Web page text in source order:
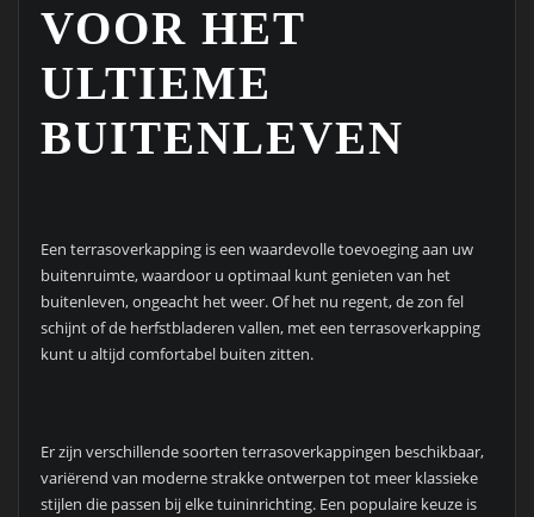
VOOR HET
ULTIEME
BUITENLEVEN
Een terrasoverkapping is een waardevolle toevoeging aan uw
buitenruimte, waardoor u optimaal kunt genieten van het
buitenleven, ongeacht het weer. Of het nu regent, de zon fel
schijnt of de herfstbladeren vallen, met een terrasoverkapping
kunt u altijd comfortabel buiten zitten.
Er zijn verschillende soorten terrasoverkappingen beschikbaar,
variërend van moderne strakke ontwerpen tot meer klassieke
stijlen die passen bij elke tuininrichting. Een populaire keuze is